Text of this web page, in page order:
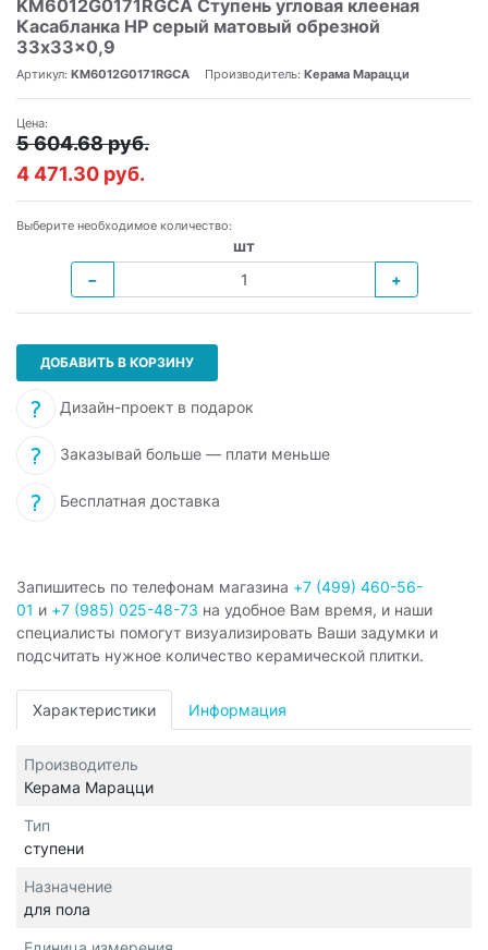
KM6012G0171RGCA Ступень угловая клееная
Касабланка HP серый матовый обрезной
33x33x0,9
Артикул: KM6012G0171RGCA Производитель: Керама Марацци
Цена:
5 604.68 руб.
4 471.30 руб.
Выберите необходимое количество:
шт
−
+
ДОБАВИТЬ В КОРЗИНУ
Дизайн-проект в подарок
Заказывай больше — плати меньше
Бесплатная доставка
Запишитесь по телефонам магазина +7 (499) 460-56-
01 и +7 (985) 025-48-73 на удобное Вам время, и наши
специалисты помогут визуализировать Ваши задумки и
подсчитать нужное количество керамической плитки.
Характеристики Информация
Производитель
Керама Марацци
Тип
ступени
Назначение
для пола